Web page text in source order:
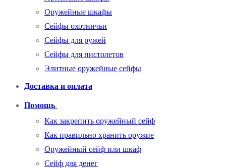
Оружейные шкафы
Сейфы охотничьи
Сейфы для ружей
Сейфы для пистолетов
Элитные оружейные сейфы
Доставка и оплата
Помощь
Как закрепить оружейный сейф
Как правильно хранить оружие
Оружейный сейф или шкаф
Сейф для денег